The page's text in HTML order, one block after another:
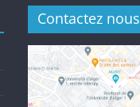
Contactez nous